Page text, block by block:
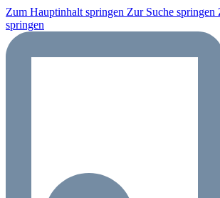
Zum Hauptinhalt springen Zur Suche springen
springen